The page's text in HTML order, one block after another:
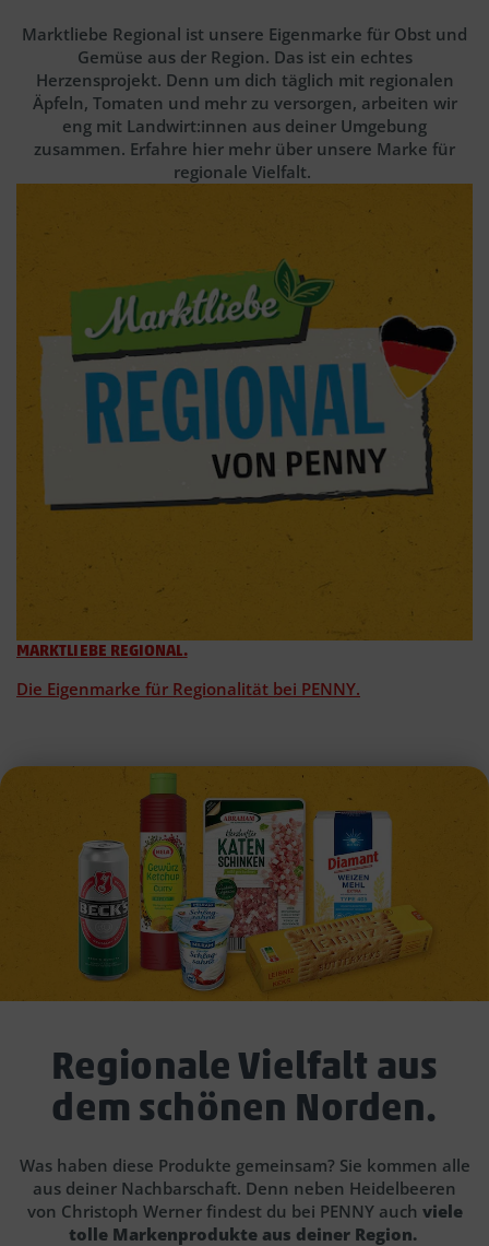
Marktliebe Regional ist unsere Eigenmarke für Obst und
Gemüse aus der Region. Das ist ein echtes
Herzensprojekt. Denn um dich täglich mit regionalen
Äpfeln, Tomaten und mehr zu versorgen, arbeiten wir
eng mit Landwirt:innen aus deiner Umgebung
zusammen. Erfahre hier mehr über unsere Marke für
regionale Vielfalt.
MARKTLIEBE REGIONAL.
Die Eigenmarke für Regionalität bei PENNY.
Regionale Vielfalt aus
dem schönen Norden.
Was haben diese Produkte gemeinsam? Sie kommen alle
aus deiner Nachbarschaft. Denn neben Heidelbeeren
von Christoph Werner findest du bei PENNY auch viele
tolle Markenprodukte aus deiner Region.